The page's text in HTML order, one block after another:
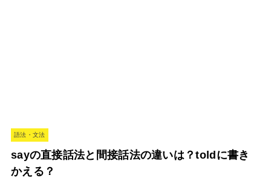
語法・文法
sayの直接話法と間接話法の違いは？toldに書き
かえる？